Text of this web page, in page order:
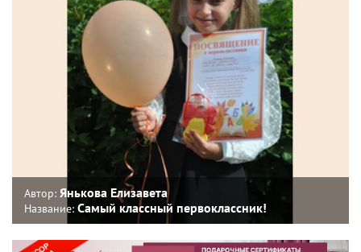
Автор: Янькова Елизавета
Название: Самый классный первоклассник!